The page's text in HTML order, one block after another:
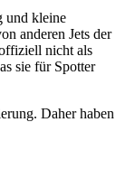
und kleine
anderen Jets der
nicht als
sie für Spotter
Daher haben